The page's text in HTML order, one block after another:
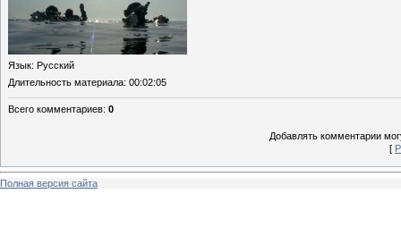
Язык: Русский
Длительность материала: 00:02:05
Всего комментариев: 0
Добавлять комментарии
[
Полная версия сайта